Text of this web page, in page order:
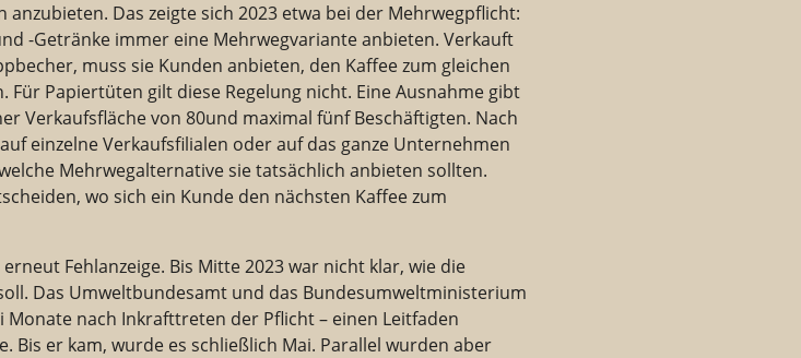
Das zeigte sich 2023 etwa bei der Mehrwegpflicht:
-Getränke immer eine Mehrwegvariante anbieten. Verkauft
muss sie Kunden anbieten, den Kaffee zum gleichen
Papiertüten gilt diese Regelung nicht. Eine Ausnahme gibt
Verkaufsfläche von 80und maximal fünf Beschäftigten. Nach
einzelne Verkaufsfilialen oder auf das ganze Unternehmen
Mehrwegalternative sie tatsächlich anbieten sollten.
wo sich ein Kunde den nächsten Kaffee zum
Fehlanzeige. Bis Mitte 2023 war nicht klar, wie die
Das Umweltbundesamt und das Bundesumweltministerium
Monate nach Inkrafttreten der Pflicht – einen Leitfaden
er kam, wurde es schließlich Mai. Parallel wurden aber